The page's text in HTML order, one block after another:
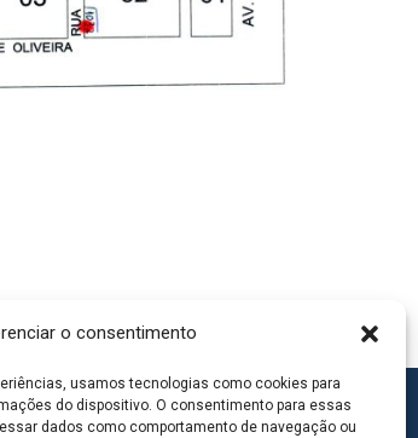
o consentimento
usamos tecnologias como cookies para
do dispositivo. O consentimento para essas
dados como comportamento de navegação ou